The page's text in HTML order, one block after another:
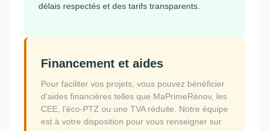
délais respectés et des tarifs transparents.
Financement et aides
Pour faciliter vos projets, vous pouvez bénéficier
d'aides financières telles que MaPrimeRénov, les
CEE, l'éco-PTZ ou une TVA réduite. Notre équipe
est à votre disposition pour vous renseigner sur